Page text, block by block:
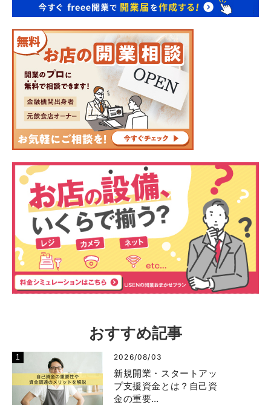
おすすめ記事
2026/08/03
新規開業・スタートアッ
プ支援資金とは？自己資
金の重要…